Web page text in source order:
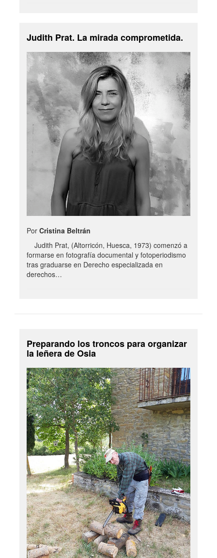
Judith Prat. La mirada comprometida.
Por Cristina Beltrán
Judith Prat, (Altorricón, Huesca, 1973) comenzó a
formarse en fotografía documental y fotoperiodismo
tras graduarse en Derecho especializada en
derechos…
Preparando los troncos para organizar
la leñera de Osia